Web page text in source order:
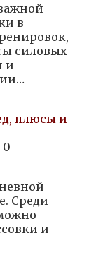
в
силовых
и
плюсы и
0
Среди
и